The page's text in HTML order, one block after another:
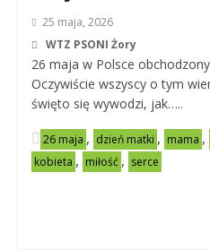
25 maja, 2026
WTZ PSONI Żory
26 maja w Polsce
Oczywiście wszyscy o tym
święto się wywodzi, jak…..
26 maja , dzień matki , mama ,
kobieta , miłość , serce